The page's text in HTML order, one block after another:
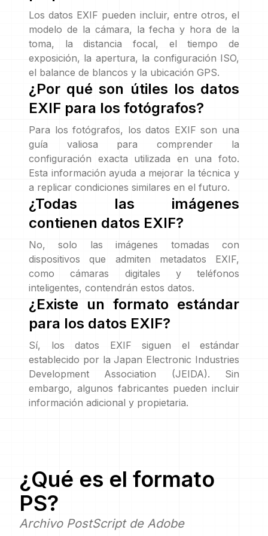
Los datos EXIF pueden incluir, entre otros, el
modelo de la cámara, la fecha y hora de la
toma, la distancia focal, el tiempo de
exposición, la apertura, la configuración ISO,
el balance de blancos y la ubicación GPS.
¿Por qué son útiles los datos
EXIF para los fotógrafos?
Para los fotógrafos, los datos EXIF son una
guía valiosa para comprender la
configuración exacta utilizada en una foto.
Esta información ayuda a mejorar la técnica y
a replicar condiciones similares en el futuro.
¿Todas las imágenes
contienen datos EXIF?
No, solo las imágenes tomadas con
dispositivos que admiten metadatos EXIF,
como cámaras digitales y teléfonos
inteligentes, contendrán estos datos.
¿Existe un formato estándar
para los datos EXIF?
Sí, los datos EXIF siguen el estándar
establecido por la Japan Electronic Industries
Development Association (JEIDA). Sin
embargo, algunos fabricantes pueden incluir
información adicional y propietaria.
¿Qué es el formato
PS?
Archivo PostScript de Adobe